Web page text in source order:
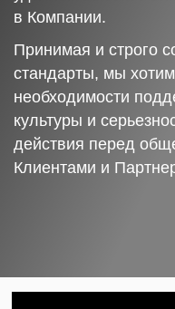
в Компании.
Принимая и строго
стандарты, мы
необходимости
культуры и
действия перед
Клиентами и